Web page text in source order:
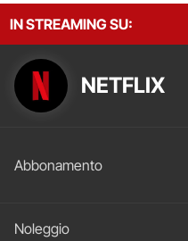
IN STREAMING SU:
NETFLIX